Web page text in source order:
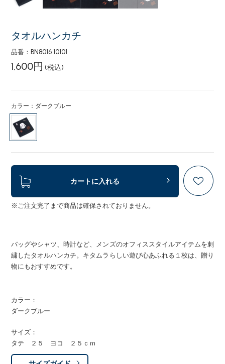
タオルハンカチ
品番：BN8016 10101
1,600円 (税込)
カラー：ダークブルー
カートに入れる
※ご注文完了まで商品は確保されておりません。
バッグやシャツ、時計など、メンズのオフィススタイルアイテムを刺
繍したタオルハンカチ。キタムラらしい遊び心あふれる１枚は、贈り
物にもおすすめです。
カラー：
ダークブルー
サイズ：
タテ ２５ ヨコ ２５ｃｍ